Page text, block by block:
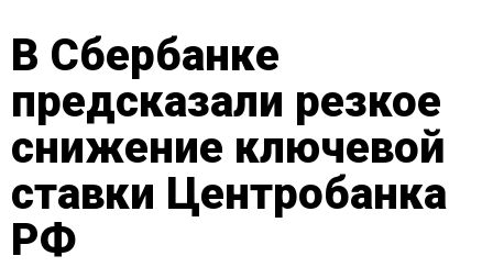
В Сбербанке
предсказали резкое
снижение ключевой
ставки Центробанка
РФ